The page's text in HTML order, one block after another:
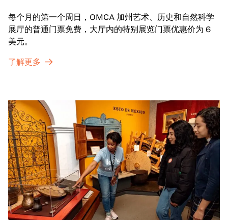
每个月的第一个周日，OMCA 加州艺术、历史和自然科学
展厅的普通门票免费，大厅内的特别展览门票优惠价为 6
美元。
了解更多